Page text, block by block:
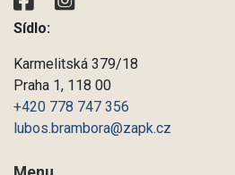
Sídlo:
Karmelitská 379/18
Praha 1, 118 00
+420 778 747 356
lubos.brambora@zapk.cz